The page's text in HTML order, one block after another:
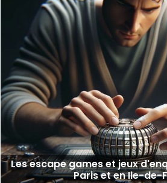
Les escape games et jeux
Paris et en Ile-de-